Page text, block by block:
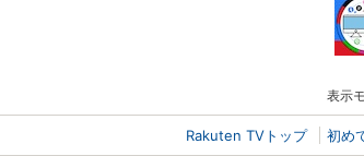
表示
Rakuten TVトップ 初め